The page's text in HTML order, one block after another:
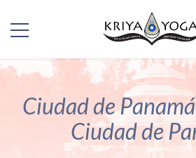
Kriya Yoga
Nächstenliebe
Ciudad de
Ciudad de